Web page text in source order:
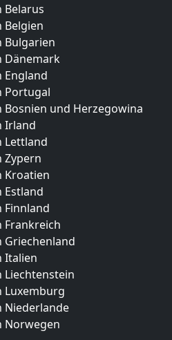
Belarus
Belgien
Bulgarien
Dänemark
England
Portugal
Bosnien und Herzegowina
Irland
Lettland
Zypern
Kroatien
Estland
Finnland
Frankreich
Griechenland
Italien
Liechtenstein
Luxemburg
Niederlande
Norwegen